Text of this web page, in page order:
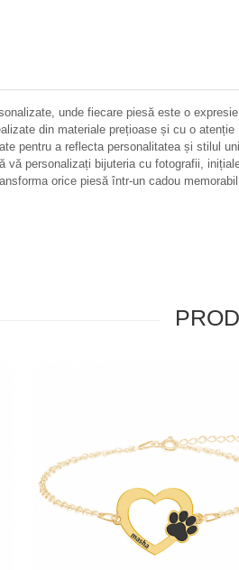
unde fiecare piesă este o
din materiale prețioase și cu o atenție
pentru a reflecta personalitatea și stilul
vă personalizați bijuteria cu fotografii,
orice piesă într-un cadou